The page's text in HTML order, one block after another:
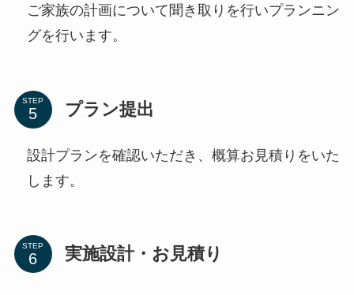
ご家族の計画について聞き取りを行いプランニン
グを行います。
STEP プラン提出
設計プランを確認いただき、概算お見積りをいた
します。
STEP 実施設計・お見積り